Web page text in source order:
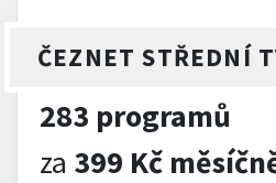
ČEZNET STŘEDNÍ
283 programů
za 399 Kč